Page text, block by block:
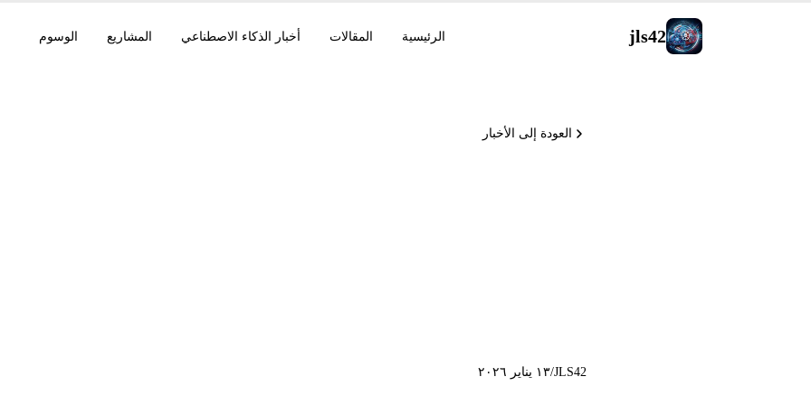
jls42 الرئيسية المقالات أخبار الذكاء الاصطناعي المشاريع الوسوم
العودة إلى الأخبار
JLS42
/١٣ يناير ٢٠٢٦